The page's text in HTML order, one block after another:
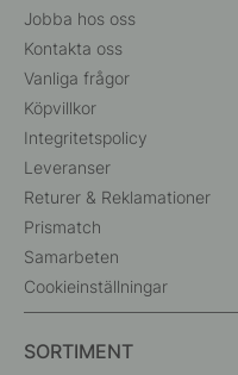
Jobba hos oss
Kontakta oss
Vanliga frågor
Köpvillkor
Integritetspolicy
Leveranser
Returer & Reklamationer
Prismatch
Samarbeten
Cookieinställningar
SORTIMENT